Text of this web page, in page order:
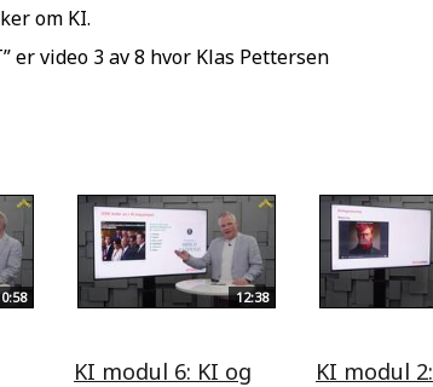
om KI.
er video 3 av 8 hvor Klas Pettersen
12:38
KI modul 6: KI og
KI modul 2: